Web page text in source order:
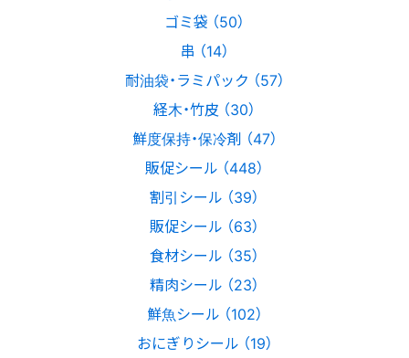
ゴミ袋 （50）
串 （14）
耐油袋・ラミパック （57）
経木・竹皮 （30）
鮮度保持・保冷剤 （47）
販促シール （448）
割引シール （39）
販促シール （63）
食材シール （35）
精肉シール （23）
鮮魚シール （102）
おにぎりシール （19）